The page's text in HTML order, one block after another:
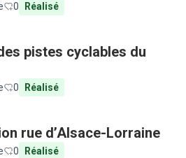
0 Réalisé
pistes cyclables du
0 Réalisé
rue d’Alsace-Lorraine
0 Réalisé